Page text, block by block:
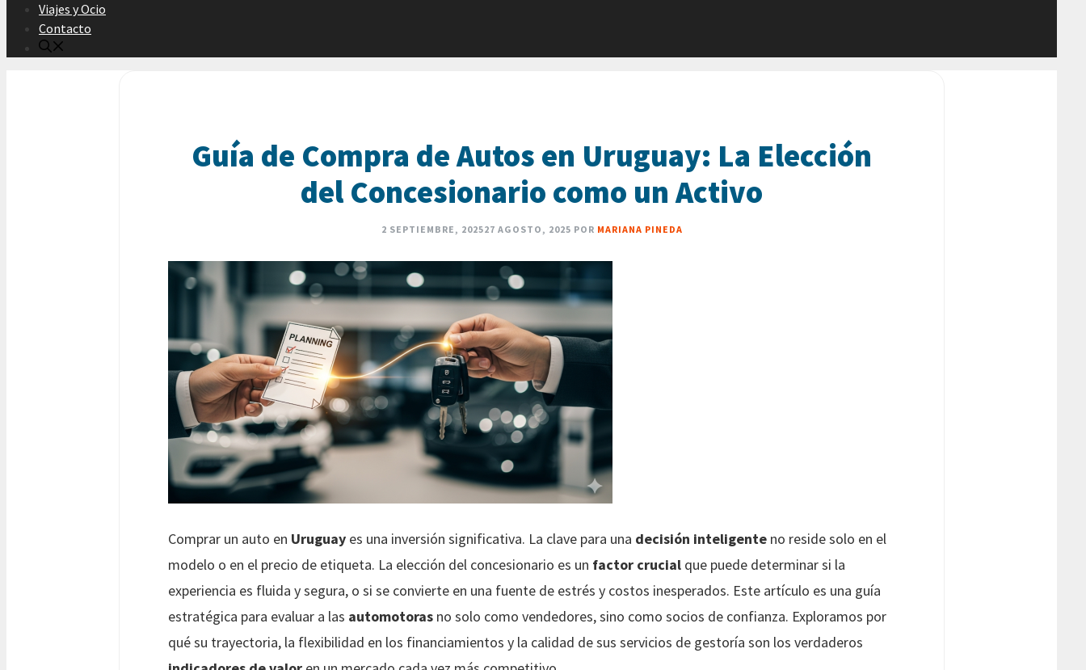
Viajes y Ocio
Contacto
Guía de Compra de Autos en Uruguay: La Elección
del Concesionario como un Activo
2 SEPTIEMBRE, 202527 AGOSTO, 2025 POR MARIANA PINEDA
Comprar un auto en Uruguay es una inversión significativa. La clave para una decisión inteligente no reside solo en el
modelo o en el precio de etiqueta. La elección del concesionario es un factor crucial que puede determinar si la
experiencia es fluida y segura, o si se convierte en una fuente de estrés y costos inesperados. Este artículo es una guía
estratégica para evaluar a las automotoras no solo como vendedores, sino como socios de confianza. Exploramos por
qué su trayectoria, la flexibilidad en los financiamientos y la calidad de sus servicios de gestoría son los verdaderos